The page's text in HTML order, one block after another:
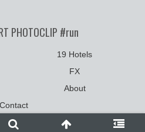
PHOTOCLIP #run
19 Hotels
FX
About
Contact
:: All Rights Reserved.